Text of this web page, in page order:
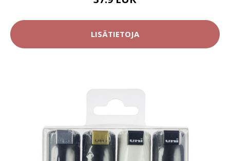
LISÄTIETOJA